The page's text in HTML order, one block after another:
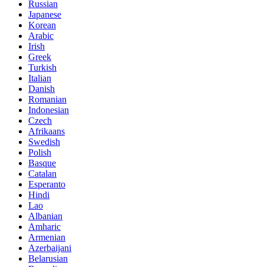
Russian
Japanese
Korean
Arabic
Irish
Greek
Turkish
Italian
Danish
Romanian
Indonesian
Czech
Afrikaans
Swedish
Polish
Basque
Catalan
Esperanto
Hindi
Lao
Albanian
Amharic
Armenian
Azerbaijani
Belarusian